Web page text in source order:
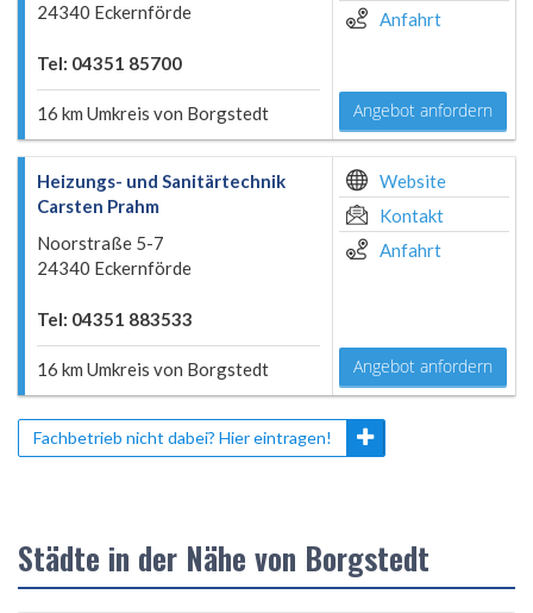
24340 Eckernförde
Tel: 04351 85700
16 km Umkreis von Borgstedt
Anfahrt
Angebot anfordern
Heizungs- und Sanitärtechnik
Carsten Prahm
Noorstraße 5-7
24340 Eckernförde
Tel: 04351 883533
16 km Umkreis von Borgstedt
Website
Kontakt
Anfahrt
Angebot anfordern
Fachbetrieb nicht dabei? Hier eintragen!
Städte in der Nähe von Borgstedt